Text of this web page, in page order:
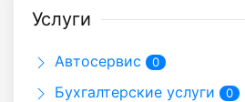
Услуги
Автосервис 0
Бухгалтерские услуги 0